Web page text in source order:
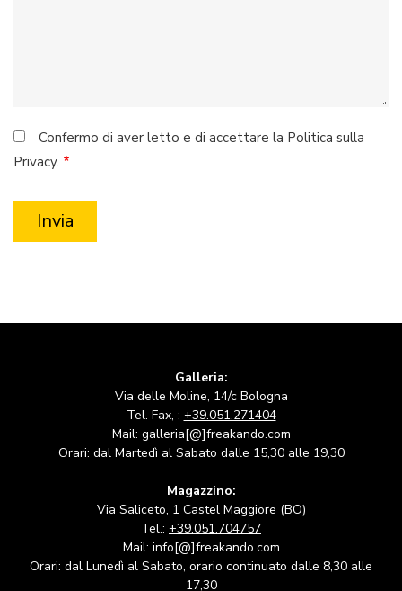
Confermo di aver letto e di accettare la Politica sulla
Privacy.
Galleria:
Via delle Moline, 14/c Bologna
Tel. Fax, : +39.051.271404
Mail: galleria[@]freakando.com
Orari: dal Martedì al Sabato dalle 15,30 alle 19,30
Magazzino:
Via Saliceto, 1 Castel Maggiore (BO)
Tel.: +39.051.704757
Mail: info[@]freakando.com
Orari: dal Lunedì al Sabato, orario continuato dalle 8,30 alle
17,30